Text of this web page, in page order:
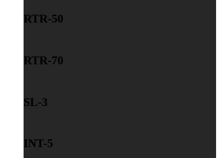
RTR-50
RTR-70
SL-3
INT-5